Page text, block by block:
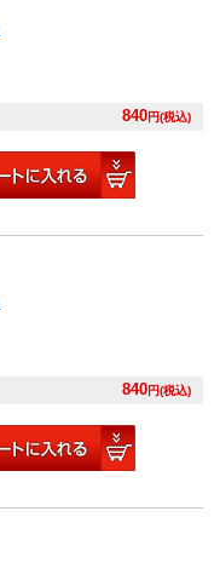
840円(税込)
840円(税込)